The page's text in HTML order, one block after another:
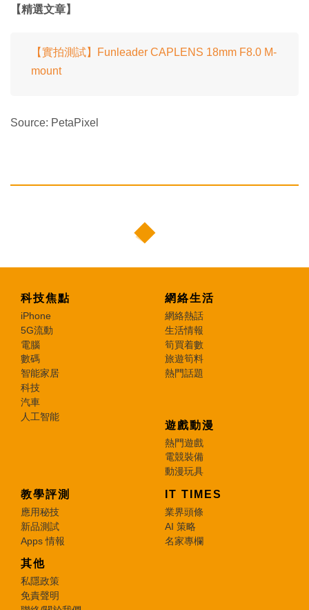
【精選文章】
【實拍測試】Funleader CAPLENS 18mm F8.0 M-
mount
Source: PetaPixel
科技焦點
iPhone
5G流動
電腦
數碼
智能家居
科技
汽車
人工智能
網絡生活
網絡熱話
生活情報
筍買着數
旅遊筍料
熱門話題
遊戲動漫
熱門遊戲
電競裝備
動漫玩具
教學評測
應用秘技
新品測試
Apps 情報
IT TIMES
業界頭條
AI 策略
名家專欄
其他
私隱政策
免責聲明